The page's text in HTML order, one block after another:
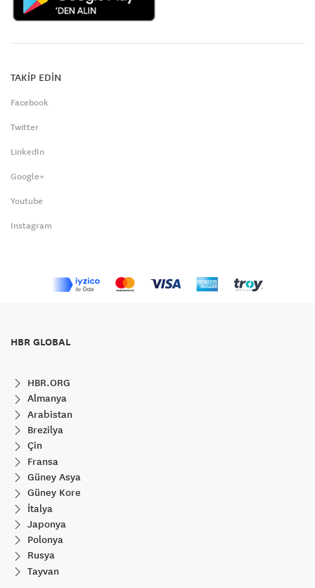
TAKİP EDİN
Facebook
Twitter
LinkedIn
Google+
Youtube
Instagram
HBR GLOBAL
HBR.ORG
Almanya
Arabistan
Brezilya
Çin
Fransa
Güney Asya
Güney Kore
İtalya
Japonya
Polonya
Rusya
Tayvan